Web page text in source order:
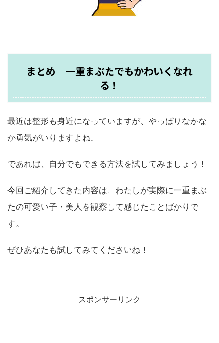
まとめ 一重まぶたでもかわいくなれ
る！
最近は整形も身近になっていますが、やっぱりなかな
か勇気がいりますよね。
であれば、自分でもできる方法を試してみましょう！
今回ご紹介してきた内容は、わたしが実際に一重まぶ
たの可愛い子・美人を観察して感じたことばかりで
す。
ぜひあなたも試してみてくださいね！
スポンサーリンク